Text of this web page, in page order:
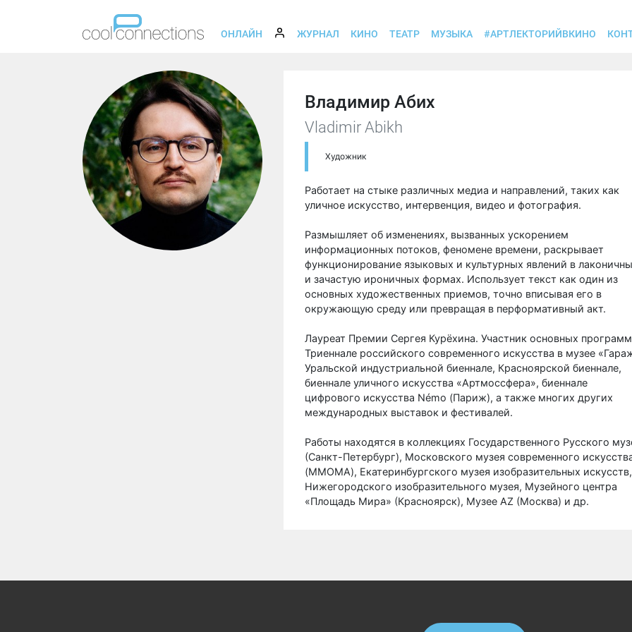
ОНЛАЙН ЖУРНАЛ КИНО ТЕАТР МУЗЫКА #АРТЛЕКТОРИЙВКИНО
Владимир Абих
Vladimir Abikh
Художник
Работает на стыке различных медиа и направлений, таких как
уличное искусство, интервенция, видео и фотография.
Размышляет об изменениях, вызванных ускорением
информационных потоков, феномене времени, раскрывает
функционирование языковых и культурных явлений в
и зачастую ироничных формах. Использует текст как один из
основных художественных приемов, точно вписывая его в
окружающую среду или превращая в перформативный акт.
Лауреат Премии Сергея Курёхина. Участник основных программ
Триеннале российского современного искусства в музее
Уральской индустриальной биеннале, Красноярской биеннале,
биеннале уличного искусства «Артмоссфера», биеннале
цифрового искусства Némo (Париж), а также многих других
международных выставок и фестивалей.
Работы находятся в коллекциях Государственного Русского
(Санкт-Петербург), Московского музея современного
(MMOMA), Екатеринбургского музея изобразительных искусств,
Нижегородского изобразительного музея, Музейного центра
«Площадь Мира» (Красноярск), Музее AZ (Москва) и др.